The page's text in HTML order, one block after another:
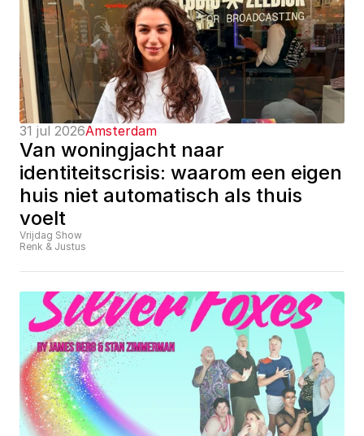
31 jul 2026Amsterdam
Van woningjacht naar
identiteitscrisis: waarom een eigen
huis niet automatisch als thuis
voelt
Vrijdag Show
Renk & Justus